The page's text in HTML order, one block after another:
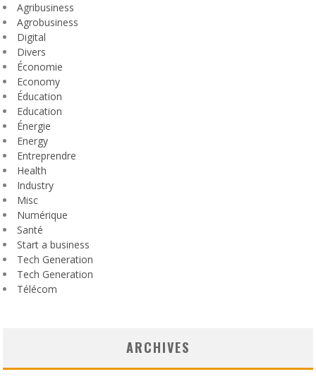
Agribusiness
Agrobusiness
Digital
Divers
Économie
Economy
Éducation
Education
Énergie
Energy
Entreprendre
Health
Industry
Misc
Numérique
Santé
Start a business
Tech Generation
Tech Generation
Télécom
ARCHIVES